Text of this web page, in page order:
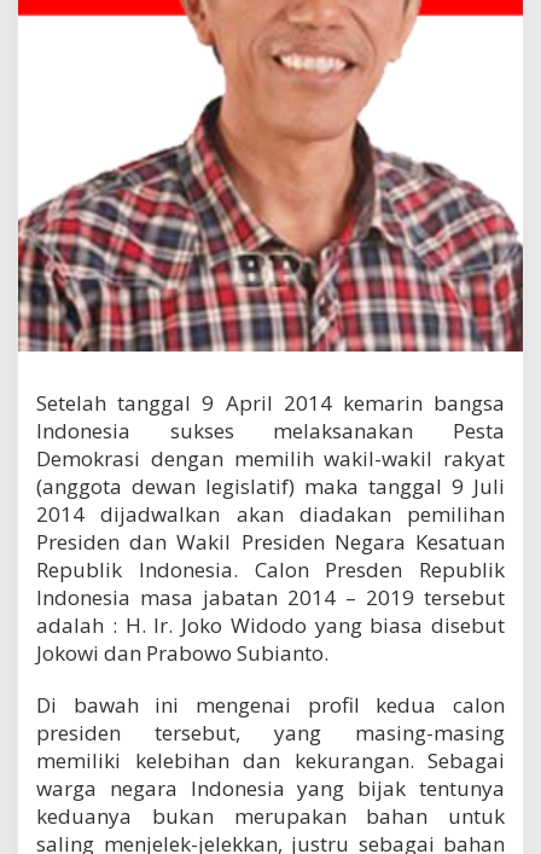
e
n
i
o
n
i
a
2
0
1
4
Setelah tanggal 9 April 2014 kemarin bangsa
Indonesia sukses melaksanakan Pesta
Demokrasi dengan memilih wakil-wakil rakyat
(anggota dewan legislatif) maka tanggal 9 Juli
2014 dijadwalkan akan diadakan pemilihan
Presiden dan Wakil Presiden Negara Kesatuan
Republik Indonesia. Calon Presden Republik
Indonesia masa jabatan 2014 – 2019 tersebut
adalah : H. Ir. Joko Widodo yang biasa disebut
Jokowi dan Prabowo Subianto.
Di bawah ini mengenai profil kedua calon
presiden tersebut, yang masing-masing
memiliki kelebihan dan kekurangan. Sebagai
warga negara Indonesia yang bijak tentunya
keduanya bukan merupakan bahan untuk
saling menjelek-jelekkan, justru sebagai bahan